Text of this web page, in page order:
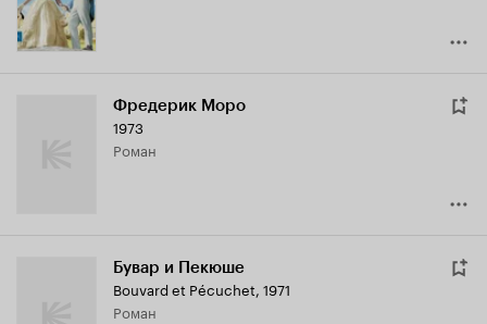
Фредерик Моро
1973
роман
Бувар и Пекюше
Bouvard et Pécuchet, 1971
роман